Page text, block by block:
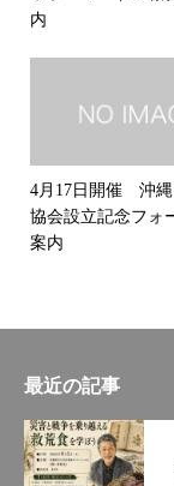
内
4月17日開催 沖縄
協会設立記念フォ
案内
最近の記事